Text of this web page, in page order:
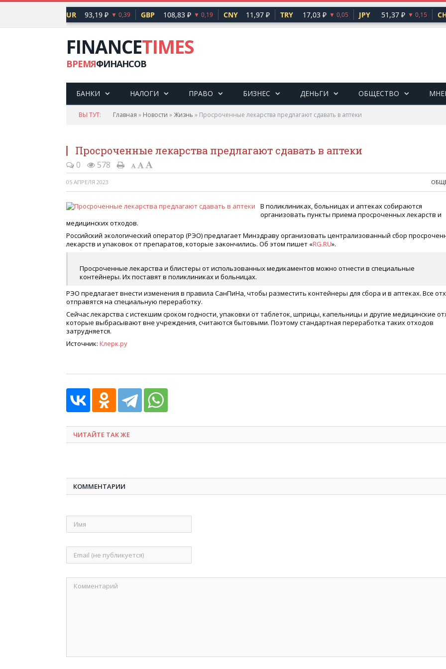
EUR 93,19 ₽ ▼ 0,39 GBP 108,83 ₽ ▼ 0,19 CNY 11,97 ₽ TRY 17,03 ₽ ▼ 0,05 JPY 51,37 ₽ ▼ 0,15
FINANCETIMES
ВРЕМЯФИНАНСОВ
БАНКИ НАЛОГИ ПРАВО БИЗНЕС ДЕНЬГИ ОБЩЕСТВО
ВЫ ТУТ: Главная » Новости »Жизнь » Просроченные лекарства предлагают сдавать в аптеки
Просроченные лекарства предлагают сдавать в аптеки
0 578
05 АПРЕЛЯ 2023
В поликлиниках, больницах и аптеках собираются
организовать пункты приема просроченных лекарств и
медицинских отходов.
Российский экологический оператор (РЭО) предлагает Минздраву организовать централизованный сбор
лекарств и упаковок от препаратов, которые закончились. Об этом пишет «RG.RU».
Просроченные лекарства и блистеры от использованных медикаментов можно отнести в специальные
контейнеры. Их поставят в поликлиниках и больницах.
РЭО предлагает внести изменения в правила СанПиНа, чтобы разместить контейнеры для сбора и в аптеках. Все
отправятся на специальную переработку.
Сейчас лекарства с истекшим сроком годности, упаковки от таблеток, шприцы, капельницы и другие медицинские
которые выбрасывают вне учреждения, считаются бытовыми. Поэтому стандартная переработка таких отходов
затрудняется.
Источник: Клерк.ру
ЧИТАЙТЕ ТАК ЖЕ
КОММЕНТАРИИ